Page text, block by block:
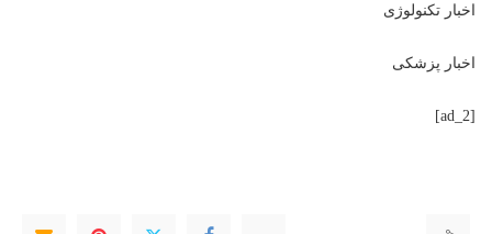
اخبار تکنولوژی
اخبار پزشکی
[ad_2]